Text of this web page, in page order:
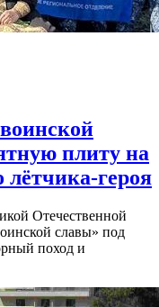
плиту на
лётчика-героя
Отечественной
славы» под
поход и